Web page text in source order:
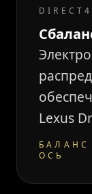
DIRECT4
Lexus
БАЛАНС
ОСЬ